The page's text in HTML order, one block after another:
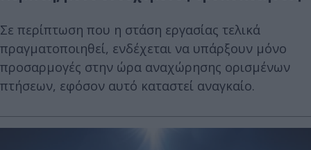
Σε περίπτωση που η στάση εργασίας τελικά
πραγματοποιηθεί, ενδέχεται να υπάρξουν μόνο
προσαρμογές στην ώρα αναχώρησης ορισμένων
πτήσεων, εφόσον αυτό καταστεί αναγκαίο.